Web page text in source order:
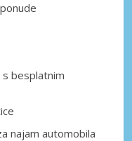
s besplatnim
najam automobila